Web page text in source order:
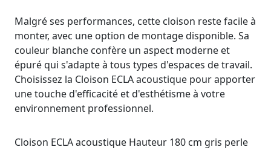
Malgré ses performances, cette cloison reste facile à
monter, avec une option de montage disponible. Sa
couleur blanche confère un aspect moderne et
épuré qui s'adapte à tous types d'espaces de travail.
Choisissez la Cloison ECLA acoustique pour apporter
une touche d'efficacité et d'esthétisme à votre
environnement professionnel.
Cloison ECLA acoustique Hauteur 180 cm gris perle